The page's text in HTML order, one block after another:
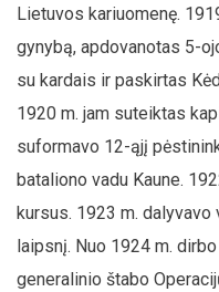
Lietuvos kariuomenę.
gynybą, apdovanotas 5-
su kardais ir paskirtas
1920 m. jam suteiktas
suformavo 12-ąjį
bataliono vadu Kaune.
kursus. 1923 m. dalyvavo
laipsnį. Nuo 1924 m.
generalinio štabo